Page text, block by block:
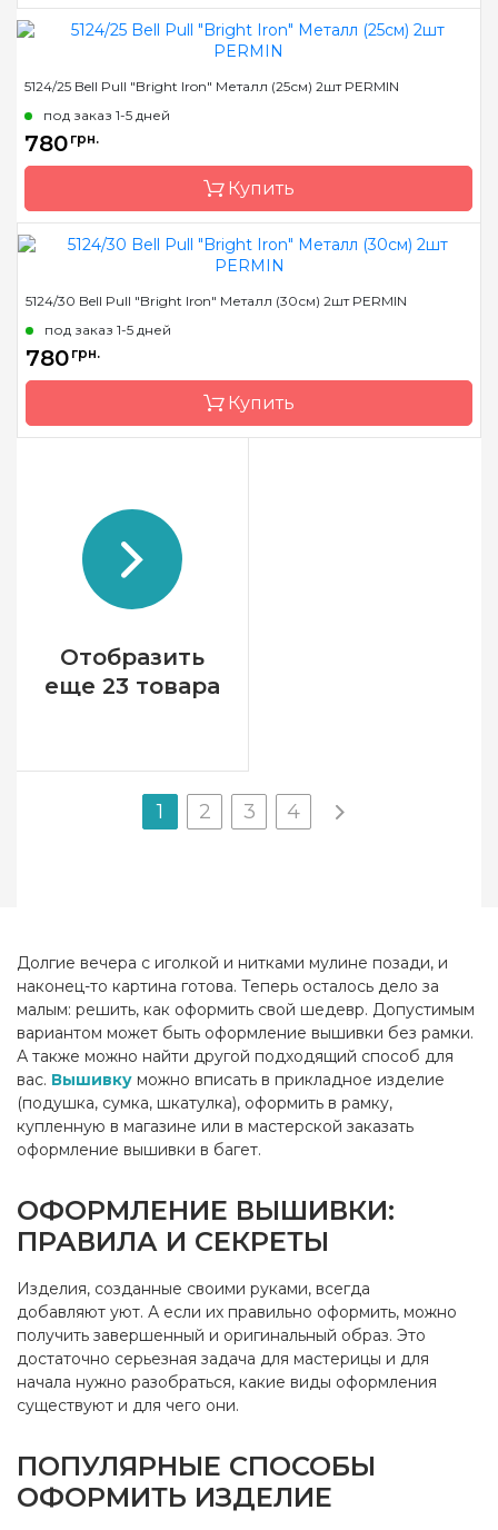
Страна-производитель
5124/25 Bell Pull "Bright Iron" Металл (25см) 2шт PERMIN
под заказ 1-5 дней
780 грн.
Купить
Страна-производитель
5124/30 Bell Pull "Bright Iron" Металл (30см) 2шт PERMIN
под заказ 1-5 дней
780 грн.
Купить
Бренд
Страна-производитель
Отобразить
еще 23 товара
1 2 3 4
Долгие вечера с иголкой и нитками мулине позади, и
наконец-то картина готова. Теперь осталось дело за
малым: решить, как оформить свой шедевр. Допустимым
вариантом может быть оформление вышивки без рамки.
А также можно найти другой подходящий способ для
вас. Вышивку можно вписать в прикладное изделие
(подушка, сумка, шкатулка), оформить в рамку,
купленную в магазине или в мастерской заказать
оформление вышивки в багет.
ОФОРМЛЕНИЕ ВЫШИВКИ:
ПРАВИЛА И СЕКРЕТЫ
Изделия, созданные своими руками, всегда
добавляют уют. А если их правильно оформить, можно
получить завершенный и оригинальный образ. Это
достаточно серьезная задача для мастерицы и для
начала нужно разобраться, какие виды оформления
существуют и для чего они.
ПОПУЛЯРНЫЕ СПОСОБЫ
ОФОРМИТЬ ИЗДЕЛИЕ